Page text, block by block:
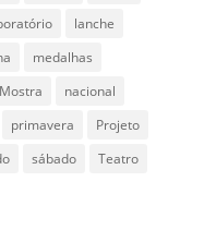
lanche
medalhas
Mostra
nacional
primavera
Projeto
sábado
Teatro